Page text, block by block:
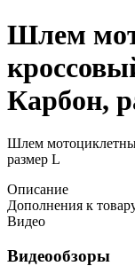
Шлем
Карбон,
Шлем
размер L
Описание
Дополнения к
Видео
Видеообзоры